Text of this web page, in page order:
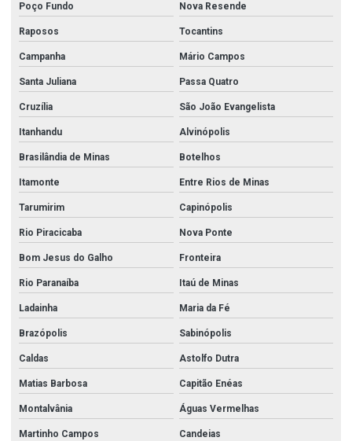
Valvula gaveta inox
Válvula globo 2
Válvula globo 2 1 2
Válvula globo 3
Válvula globo em aço inox
Válvula globo para hidrante
Válvula retenção horizontal
Valvula de retenção inox
Válvula retenção portinhola
Válvula retenção vertical
Válvula solenóide 24v
Válvula solenóide 24v 1
Válvula solenóide 24v 1 2
Válvula solenóide 24v 3 4
Poço Fundo Nova Resende
Raposos Tocantins
Campanha Mário Campos
Santa Juliana Passa Quatro
Cruzília São João Evangelista
Itanhandu Alvinópolis
Brasilândia de Minas Botelhos
Itamonte Entre Rios de Minas
Tarumirim Capinópolis
Rio Piracicaba Nova Ponte
Bom Jesus do Galho Fronteira
Rio Paranaíba Itaú de Minas
Ladainha Maria da Fé
Brazópolis Sabinópolis
Caldas Astolfo Dutra
Matias Barbosa Capitão Enéas
Montalvânia Águas Vermelhas
Martinho Campos Candeias